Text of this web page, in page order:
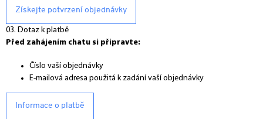
Získejte potvrzení objednávky
03. Dotaz k platbě
Před zahájením chatu si připravte:
Číslo vaší objednávky
E-mailová adresa použitá k zadání vaší objednávky
Informace o platbě